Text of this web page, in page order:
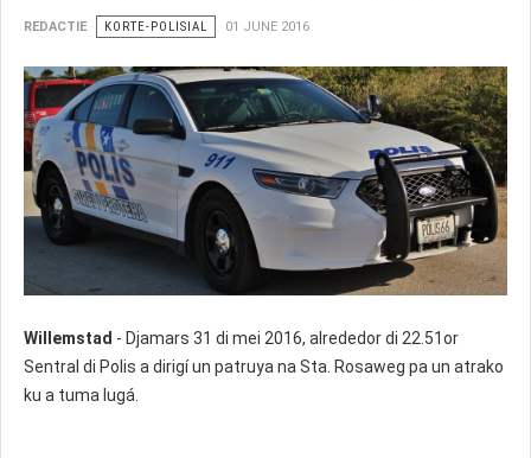
REDACTIE KORTE-POLISIAL 01 JUNE 2016
Willemstad - Djamars 31 di mei 2016, alrededor di 22.51or
Sentral di Polis a dirigí un patruya na Sta. Rosaweg pa un atrako
ku a tuma lugá.